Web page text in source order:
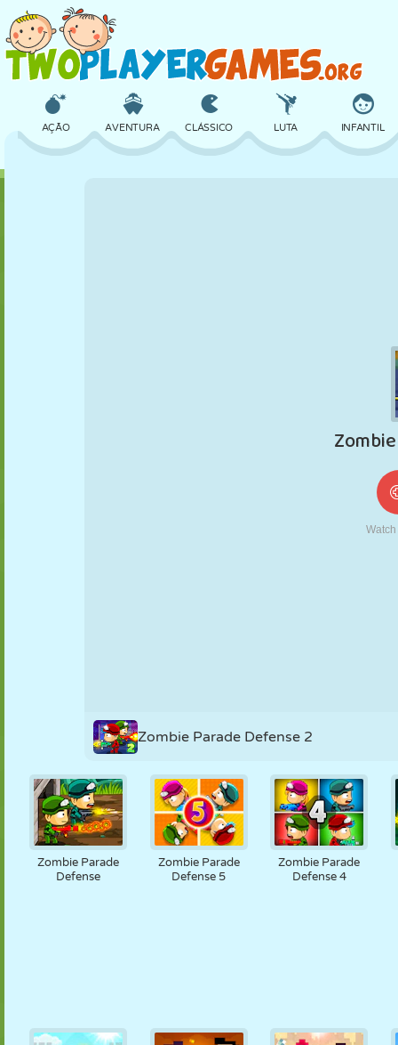
AÇÃO AVENTURA CLÁSSICO LUTA INFANTIL
JOGO DA
VELHA
Zombie Parade Defense 2
Zombie Parade
Defense
Zombie Parade
Defense 5
Zombie Parade
Defense 4